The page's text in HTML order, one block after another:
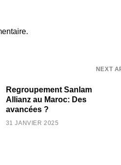
NEXT
Regroupement Sanlam
Allianz au Maroc: Des
avancées ?
31 JANVIER 2025